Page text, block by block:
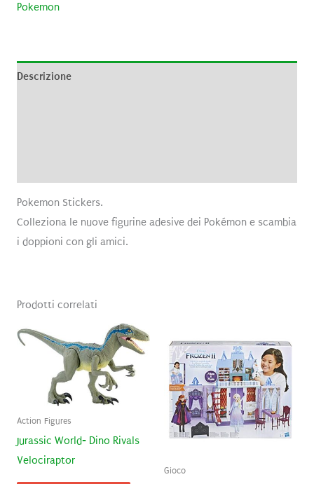
Pokemon
Descrizione
Pokemon Stickers.
Colleziona le nuove figurine adesive dei Pokémon e scambia
i doppioni con gli amici.
Prodotti correlati
Action Figures
Jurassic World- Dino Rivals
Velociraptor
Gioco